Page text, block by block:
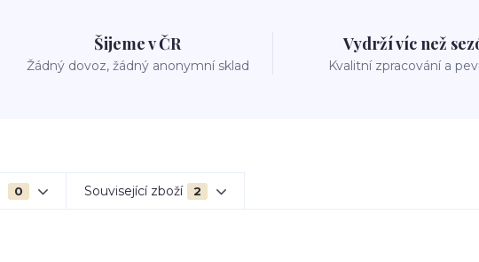
Šijeme v ČR
Žádný dovoz, žádný anonymní sklad
Vydrží víc než
Kvalitní zpracování a
0 Související zboží 2